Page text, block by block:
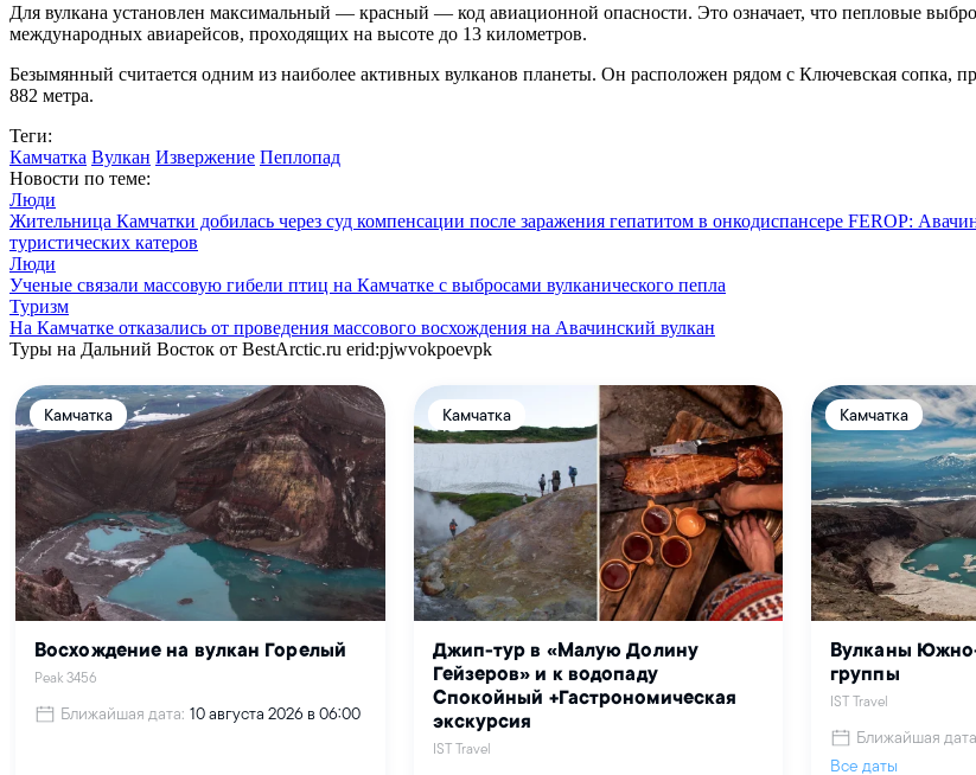
Для вулкана установлен максимальный — красный — код авиационной опасности. Это означает, что пепловые
международных авиарейсов, проходящих на высоте до 13 километров.
Безымянный считается одним из наиболее активных вулканов планеты. Он расположен рядом с Ключевская сопка,
882 метра.
Теги:
Камчатка Вулкан Извержение Пеплопад
Новости по теме:
Люди
Жительница Камчатки добилась через суд компенсации после заражения гепатитом в онкодиспансере FEROP:
туристических катеров
Люди
Ученые связали массовую гибели птиц на Камчатке с выбросами вулканического пепла
Туризм
На Камчатке отказались от проведения массового восхождения на Авачинский вулкан
Туры на Дальний Восток от BestArctic.ru erid:pjwvokpoevpk